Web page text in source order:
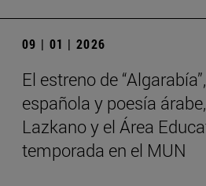
09 | 01 | 2026
El estreno de
española y poesía
Lazkano y el Área
temporada en el MUN